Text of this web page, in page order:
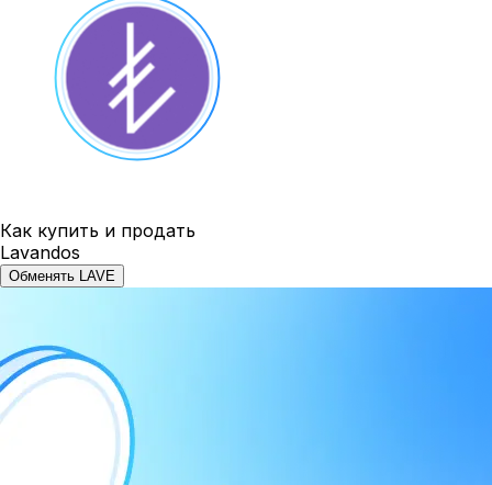
Как купить и продать
Lavandos
Обменять LAVE